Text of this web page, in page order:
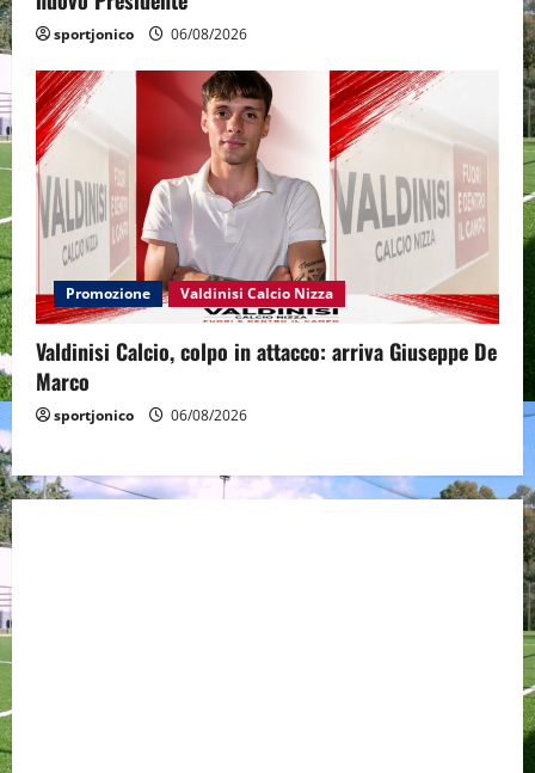
sportjonico 06/08/2026
Promozione Valdinisi Calcio Nizza
Valdinisi Calcio, colpo in attacco: arriva Giuseppe De
Marco
sportjonico 06/08/2026